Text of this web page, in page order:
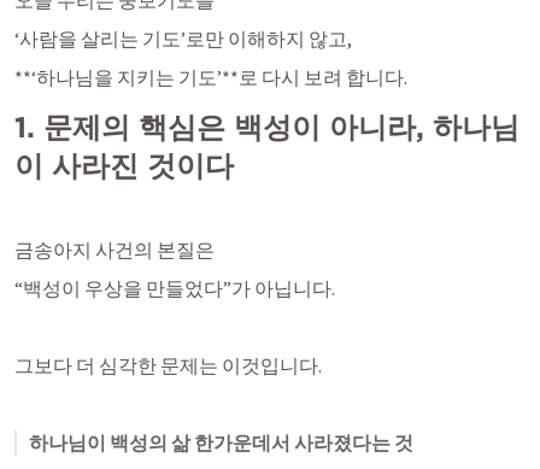
‘사람을 살리는 기도’로만 이해하지 않고,
**‘하나님을 지키는 기도’**로 다시 보려 합니다.
1. 문제의 핵심은 백성이 아니라, 하나님
이 사라진 것이다
금송아지 사건의 본질은
“백성이 우상을 만들었다”가 아닙니다.
그보다 더 심각한 문제는 이것입니다.
하나님이 백성의 삶 한가운데서 사라졌다는 것